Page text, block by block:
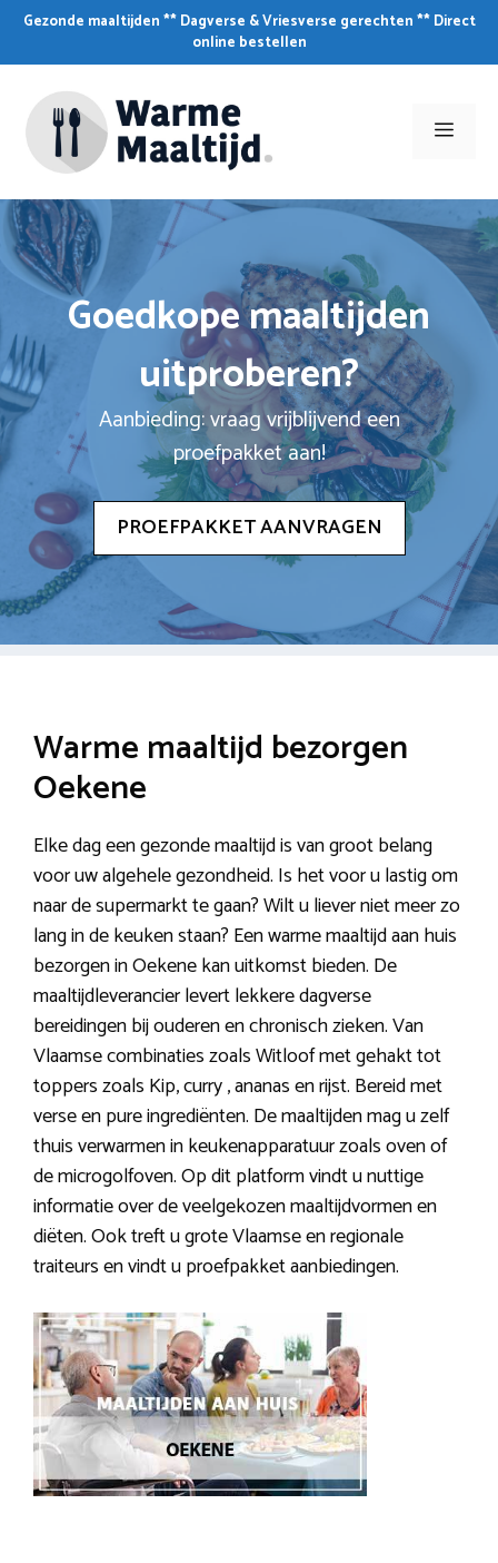
Skip
content
Gezonde maaltijden ** Dagverse & Vriesverse gerechten ** Direct
online bestellen
Menu
Goedkope maaltijden
uitproberen?
Aanbieding: vraag vrijblijvend een
proefpakket aan!
PROEFPAKKET AANVRAGEN
Warme maaltijd bezorgen
Oekene
Elke dag een gezonde maaltijd is van groot belang
voor uw algehele gezondheid. Is het voor u lastig om
naar de supermarkt te gaan? Wilt u liever niet meer zo
lang in de keuken staan? Een warme maaltijd aan huis
bezorgen in Oekene kan uitkomst bieden. De
maaltijdleverancier levert lekkere dagverse
bereidingen bij ouderen en chronisch zieken. Van
Vlaamse combinaties zoals Witloof met gehakt tot
toppers zoals Kip, curry , ananas en rijst. Bereid met
verse en pure ingrediënten. De maaltijden mag u zelf
thuis verwarmen in keukenapparatuur zoals oven of
de microgolfoven. Op dit platform vindt u nuttige
informatie over de veelgekozen maaltijdvormen en
diëten. Ook treft u grote Vlaamse en regionale
traiteurs en vindt u proefpakket aanbiedingen.